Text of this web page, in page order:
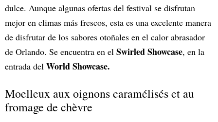
dulce. Aunque algunas ofertas del festival se disfrutan
mejor en climas más frescos, esta es una excelente manera
de disfrutar de los sabores otoñales en el calor abrasador
de Orlando. Se encuentra en el Swirled Showcase, en la
entrada del World Showcase.
Moelleux aux oignons caramélisés et au
fromage de chèvre